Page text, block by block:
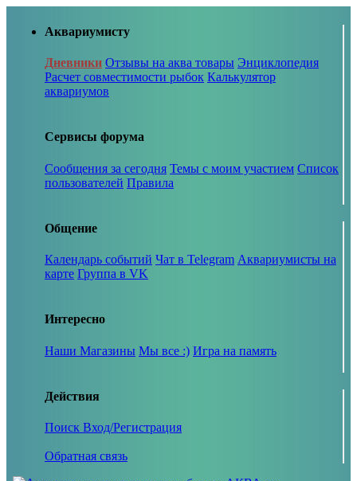
Аквариумисту
Дневники Отзывы на аква товары Энциклопедия
Расчет совместимости рыбок Калькулятор
аквариумов
Сервисы форума
Сообщения за сегодня Темы с моим участием Список
пользователей Правила
Общение
Календарь событий Чат в Telegram Аквариумисты на
карте Группа в VK
Интересно
Наши Магазины Мы все :) Игра на память
Действия
Поиск Вход/Регистрация
Обратная связь